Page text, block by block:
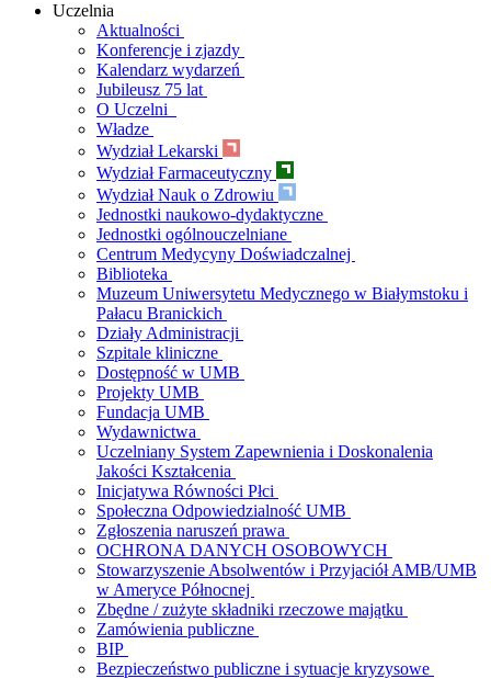
Uczelnia
Aktualności
Konferencje i zjazdy
Kalendarz wydarzeń
Jubileusz 75 lat
O Uczelni
Władze
Wydział Lekarski
Wydział Farmaceutyczny
Wydział Nauk o Zdrowiu
Jednostki naukowo-dydaktyczne
Jednostki ogólnouczelniane
Centrum Medycyny Doświadczalnej
Biblioteka
Muzeum Uniwersytetu Medycznego w Białymstoku i
Pałacu Branickich
Działy Administracji
Szpitale kliniczne
Dostępność w UMB
Projekty UMB
Fundacja UMB
Wydawnictwa
Uczelniany System Zapewnienia i Doskonalenia
Jakości Kształcenia
Inicjatywa Równości Płci
Społeczna Odpowiedzialność UMB
Zgłoszenia naruszeń prawa
OCHRONA DANYCH OSOBOWYCH
Stowarzyszenie Absolwentów i Przyjaciół AMB/UMB
w Ameryce Północnej
Zbędne / zużyte składniki rzeczowe majątku
Zamówienia publiczne
BIP
Bezpieczeństwo publiczne i sytuacje kryzysowe